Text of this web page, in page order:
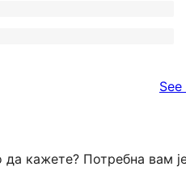
See
кажете? Потребна вам